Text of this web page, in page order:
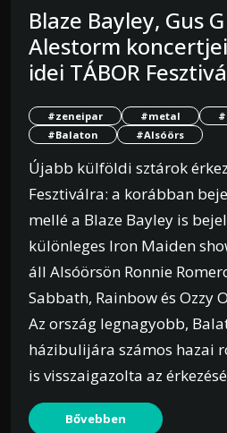
Blaze Bayley, Gus
Alestorm
idei TÁBOR
#zeneipar #metal
#Balaton
#Alsóörs
Újabb külföldi sztárok
Fesztiválra: a korábban
mellé a Blaze Bayley is
különleges Iron Maiden
áll Alsóörsön Ronnie
Sabbath, Rainbow és Ozzy
Az ország legnagyobb,
házibulijára számos hazai
is visszaigazolta az
Bővebben